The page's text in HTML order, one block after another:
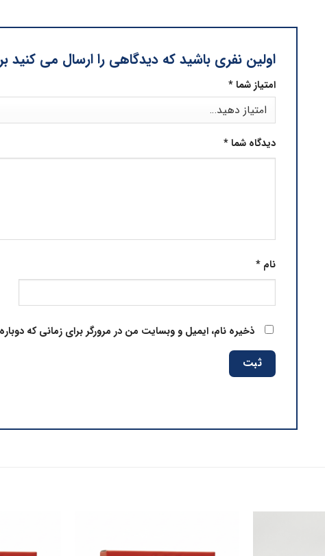
اولین نفری باشید که دیدگاهی را ارسال می کنید
امتیاز شما*
دیدگاه شما*
نام *
ذخیره نام، ایمیل و وبسایت من در مرورگر برای زمانی که